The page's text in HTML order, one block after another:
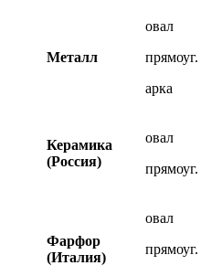
Металл
овал
прямоуг.
арка
Керамика
(Россия)
овал
прямоуг.
Фарфор
(Италия)
овал
прямоуг.